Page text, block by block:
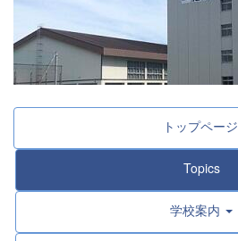
トップページ
Topics
学校案内